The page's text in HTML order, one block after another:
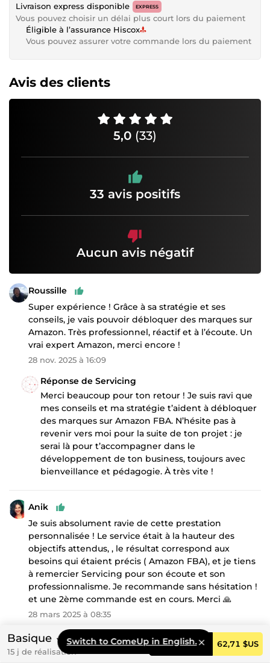
Livraison express disponible EXPRESS
Vous pouvez choisir un délai plus court lors du paiement
Éligible à l’assurance Hiscox
Vous pouvez assurer votre commande lors du paiement
Basique
15 j de réalisation
Commander 62,71 $US
Avis des clients
5,0 (33)
33 avis positifs
Aucun avis négatif
Roussille
Super expérience ! Grâce à sa stratégie et ses
conseils, je vais pouvoir débloquer des marques sur
Amazon. Très professionnel, réactif et à l’écoute. Un
vrai expert Amazon, merci encore !
28 nov. 2025 à 16:09
Réponse de Servicing
Merci beaucoup pour ton retour ! Je suis ravi que
mes conseils et ma stratégie t’aident à débloquer
des marques sur Amazon FBA. N’hésite pas à
revenir vers moi pour la suite de ton projet : je
serai là pour t’accompagner dans le
développement de ton business, toujours avec
bienveillance et pédagogie. À très vite !
Anik
Je suis absolument ravie de cette prestation
personnalisée ! Le service était à la hauteur des
objectifs attendus, , le résultat correspond aux
besoins qui étaient précis ( Amazon FBA), et je tiens
à remercier Servicing pour son écoute et son
professionnalisme. Je recommande sans hésitation !
et une 2ème commande est en cours. Merci 🙏
28 mars 2025 à 08:35
Réponse de Servicing
Un grand merci pour ton retour enthousiaste ! Je
Switch to ComeUp in English.